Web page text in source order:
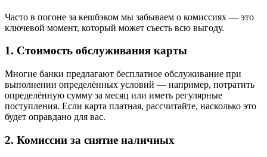
Часто в погоне за кешбэком мы забываем о комиссиях — это
ключевой момент, который может съесть всю выгоду.
1. Стоимость обслуживания карты
Многие банки предлагают бесплатное обслуживание при
выполнении определённых условий — например, потратить
определённую сумму за месяц или иметь регулярные
поступления. Если карта платная, рассчитайте, насколько это
будет оправдано для вас.
2. Комиссии за снятие наличных